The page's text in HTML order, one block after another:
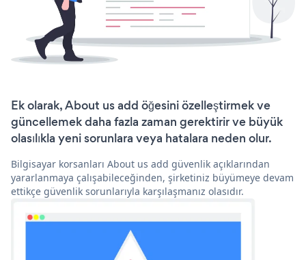
Ek olarak, About us add öğesini özelleştirmek ve
güncellemek daha fazla zaman gerektirir ve büyük
olasılıkla yeni sorunlara veya hatalara neden olur.
Bilgisayar korsanları About us add güvenlik açıklarından
yararlanmaya çalışabileceğinden, şirketiniz büyümeye devam
ettikçe güvenlik sorunlarıyla karşılaşmanız olasıdır.